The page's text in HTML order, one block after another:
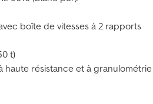
boîte de vitesses à 2 rapports
t)
résistance et à granulométrie